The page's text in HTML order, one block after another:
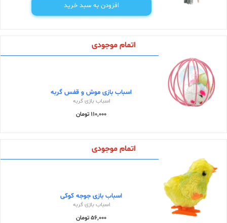
افزودن به سبد خرید
اتمام موجودی
اسباب بازی موش و قفس گربه
اسباب بازی گربه
110,000 تومان
اتمام موجودی
اسباب بازی جوجه کوکی
اسباب بازی گربه
56,000 تومان